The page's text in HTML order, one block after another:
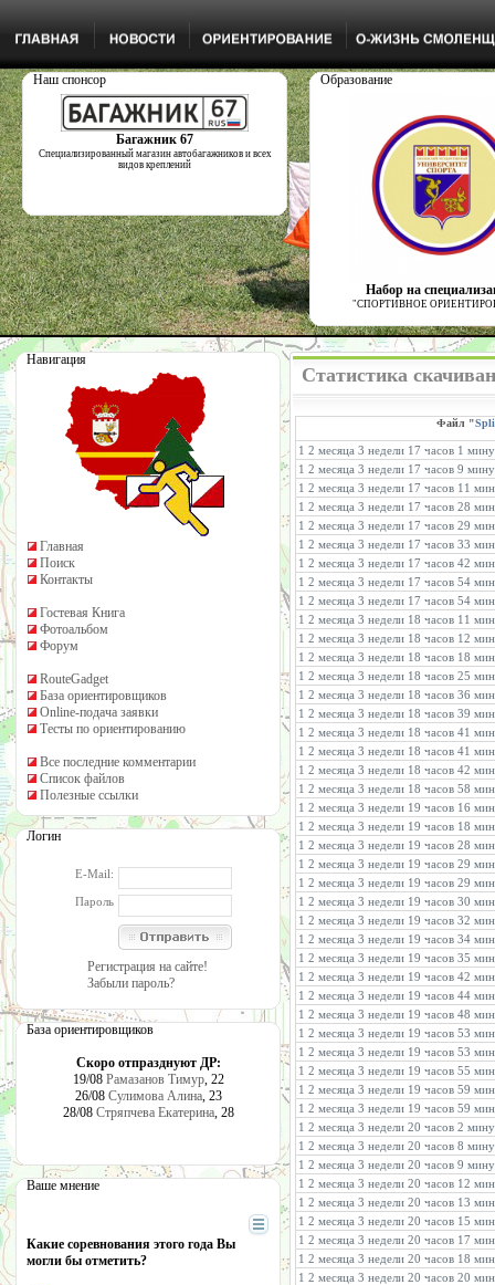
Наш спонсор
Багажник 67
Специализированный магазин автобагажников и всех
видов креплений
Образование
Набор на
"СПОРТИВНОЕ
Навигация
Главная
Поиск
Контакты
Гостевая Книга
Фотоальбом
Форум
RouteGadget
База ориентировщиков
Online-подача заявки
Тесты по ориентированию
Все последние комментарии
Список файлов
Полезные ссылки
Логин
E-Mail:
Пароль
Регистрация на сайте!
Забыли пароль?
База ориентировщиков
Скоро отпразднуют ДР:
19/08 Рамазанов Тимур, 22
26/08 Сулимова Алина, 23
28/08 Стряпчева Екатерина, 28
Ваше мнение
Какие соревнования этого года Вы
могли бы отметить?
Статистика
Файл "
1 2 месяца 3 недели 17 часов 1
1 2 месяца 3 недели 17 часов 9
1 2 месяца 3 недели 17 часов 11
1 2 месяца 3 недели 17 часов 28
1 2 месяца 3 недели 17 часов 29
1 2 месяца 3 недели 17 часов 33
1 2 месяца 3 недели 17 часов 42
1 2 месяца 3 недели 17 часов 54
1 2 месяца 3 недели 17 часов 54
1 2 месяца 3 недели 18 часов 11
1 2 месяца 3 недели 18 часов 12
1 2 месяца 3 недели 18 часов 18
1 2 месяца 3 недели 18 часов 25
1 2 месяца 3 недели 18 часов 36
1 2 месяца 3 недели 18 часов 39
1 2 месяца 3 недели 18 часов 41
1 2 месяца 3 недели 18 часов 41
1 2 месяца 3 недели 18 часов 42
1 2 месяца 3 недели 18 часов 58
1 2 месяца 3 недели 19 часов 16
1 2 месяца 3 недели 19 часов 18
1 2 месяца 3 недели 19 часов 28
1 2 месяца 3 недели 19 часов 29
1 2 месяца 3 недели 19 часов 29
1 2 месяца 3 недели 19 часов 30
1 2 месяца 3 недели 19 часов 32
1 2 месяца 3 недели 19 часов 34
1 2 месяца 3 недели 19 часов 35
1 2 месяца 3 недели 19 часов 42
1 2 месяца 3 недели 19 часов 44
1 2 месяца 3 недели 19 часов 48
1 2 месяца 3 недели 19 часов 53
1 2 месяца 3 недели 19 часов 53
1 2 месяца 3 недели 19 часов 55
1 2 месяца 3 недели 19 часов 59
1 2 месяца 3 недели 19 часов 59
1 2 месяца 3 недели 20 часов 2
1 2 месяца 3 недели 20 часов 8
1 2 месяца 3 недели 20 часов 9
1 2 месяца 3 недели 20 часов 12
1 2 месяца 3 недели 20 часов 13
1 2 месяца 3 недели 20 часов 15
1 2 месяца 3 недели 20 часов 17
1 2 месяца 3 недели 20 часов 18
1 2 месяца 3 недели 20 часов 20